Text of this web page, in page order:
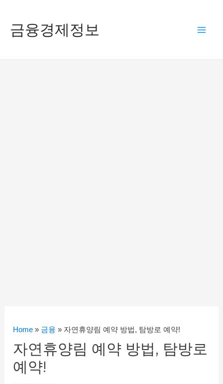
금융경제정보
Home » 금융 » 자연휴양림 예약 방법, 탐방로 예약!
자연휴양림 예약 방법, 탐방로
예약!